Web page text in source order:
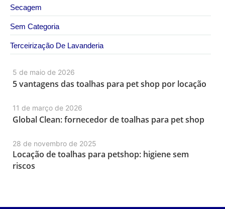
5 de maio de 2026
5 vantagens das toalhas para pet shop por locação
11 de março de 2026
Global Clean: fornecedor de toalhas para pet shop
28 de novembro de 2025
Locação de toalhas para petshop: higiene sem
riscos
Secagem
Sem Categoria
Terceirização De Lavanderia